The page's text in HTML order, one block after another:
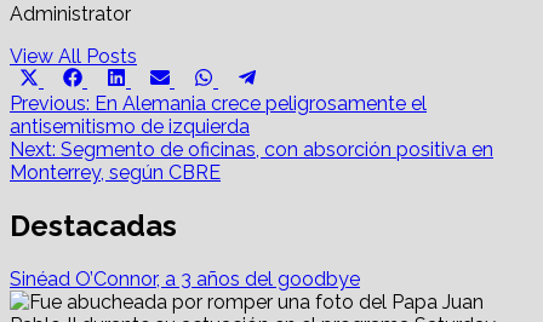
Administrator
View All Posts
Share
on
(Twitter)
Share
on
Facebook
Share
on
LinkedIn
Share
on
Email
Share
on
WhatsApp
on
Post
navigation
Previous: En Alemania crece peligrosamente el
antisemitismo de izquierda
Next: Segmento de oficinas, con absorción positiva en
Monterrey, según CBRE
Destacadas
Sinéad O’Connor, a 3 años del goodbye